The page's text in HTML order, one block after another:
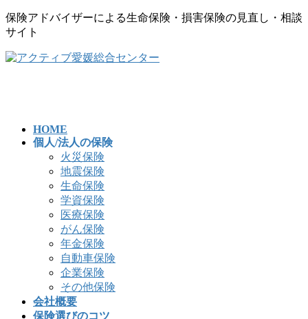
保険アドバイザーによる生命保険・損害保険の見直し・相談
サイト
コ
ナ
HOME
個人/法人の保険
火災保険
地震保険
生命保険
学資保険
医療保険
がん保険
年金保険
自動車保険
企業保険
その他保険
会社概要
保険選びのコツ